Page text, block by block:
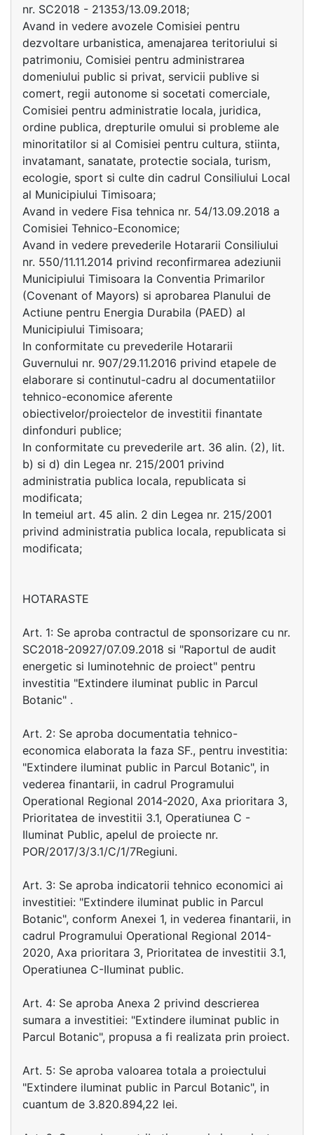
nr. SC2018 - 21353/13.09.2018;
Avand in vedere avozele Comisiei pentru
dezvoltare urbanistica, amenajarea teritoriului si
patrimoniu, Comisiei pentru administrarea
domeniului public si privat, servicii publive si
comert, regii autonome si socetati comerciale,
Comisiei pentru administratie locala, juridica,
ordine publica, drepturile omului si probleme ale
minoritatilor si al Comisiei pentru cultura, stiinta,
invatamant, sanatate, protectie sociala, turism,
ecologie, sport si culte din cadrul Consiliului Local
al Municipiului Timisoara;
Avand in vedere Fisa tehnica nr. 54/13.09.2018 a
Comisiei Tehnico-Economice;
Avand in vedere prevederile Hotararii Consiliului
nr. 550/11.11.2014 privind reconfirmarea adeziunii
Municipiului Timisoara la Conventia Primarilor
(Covenant of Mayors) si aprobarea Planului de
Actiune pentru Energia Durabila (PAED) al
Municipiului Timisoara;
In conformitate cu prevederile Hotararii
Guvernului nr. 907/29.11.2016 privind etapele de
elaborare si continutul-cadru al documentatiilor
tehnico-economice aferente
obiectivelor/proiectelor de investitii finantate
dinfonduri publice;
In conformitate cu prevederile art. 36 alin. (2), lit.
b) si d) din Legea nr. 215/2001 privind
administratia publica locala, republicata si
modificata;
In temeiul art. 45 alin. 2 din Legea nr. 215/2001
privind administratia publica locala, republicata si
modificata;
HOTARASTE
Art. 1: Se aproba contractul de sponsorizare cu nr.
SC2018-20927/07.09.2018 si "Raportul de audit
energetic si luminotehnic de proiect" pentru
investitia "Extindere iluminat public in Parcul
Botanic" .
Art. 2: Se aproba documentatia tehnico-
economica elaborata la faza SF., pentru investitia:
"Extindere iluminat public in Parcul Botanic", in
vederea finantarii, in cadrul Programului
Operational Regional 2014-2020, Axa prioritara 3,
Prioritatea de investitii 3.1, Operatiunea C -
Iluminat Public, apelul de proiecte nr.
POR/2017/3/3.1/C/1/7Regiuni.
Art. 3: Se aproba indicatorii tehnico economici ai
investitiei: "Extindere iluminat public in Parcul
Botanic", conform Anexei 1, in vederea finantarii, in
cadrul Programului Operational Regional 2014-
2020, Axa prioritara 3, Prioritatea de investitii 3.1,
Operatiunea C-Iluminat public.
Art. 4: Se aproba Anexa 2 privind descrierea
sumara a investitiei: "Extindere iluminat public in
Parcul Botanic", propusa a fi realizata prin proiect.
Art. 5: Se aproba valoarea totala a proiectului
"Extindere iluminat public in Parcul Botanic", in
cuantum de 3.820.894,22 lei.